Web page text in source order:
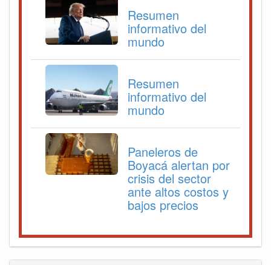
Resumen
informativo del
mundo
Resumen
informativo del
mundo
Paneleros de
Boyacá alertan por
crisis del sector
ante altos costos y
bajos precios